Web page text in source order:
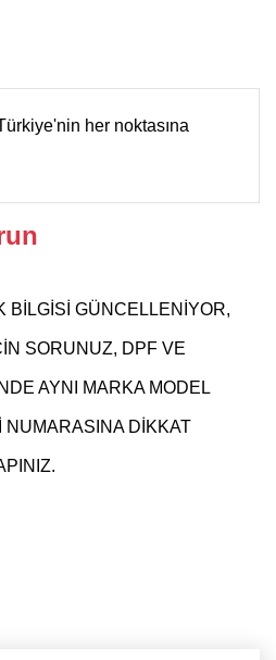
her noktasına
BİLGİSİ GÜNCELLENİYOR,
SORUNUZ, DPF VE
AYNI MARKA MODEL
DİKKAT